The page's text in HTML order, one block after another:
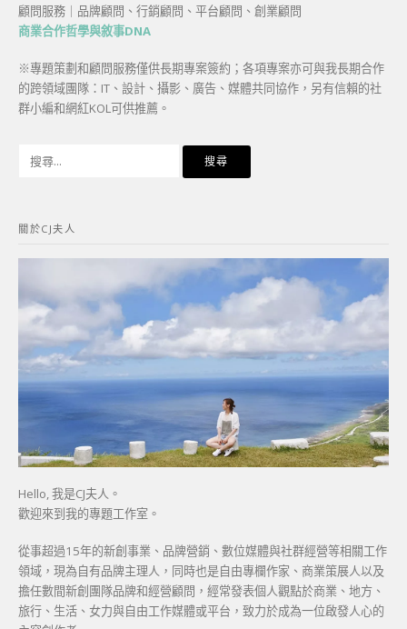
顧問服務｜品牌顧問、行銷顧問、平台顧問、創業顧問
商業合作哲學與敘事DNA
※專題策劃和顧問服務僅供長期專案簽約；各項專案亦可與我長期合作
的跨領域團隊：IT、設計、攝影、廣告、媒體共同協作，另有信賴的社
群小編和網紅KOL可供推薦。
字:
關於CJ夫人
Hello, 我是CJ夫人。
歡迎來到我的專題工作室。
從事超過15年的新創事業、品牌營銷、數位媒體與社群經營等相關工作
領域，現為自有品牌主理人，同時也是自由專欄作家、商業策展人以及
擔任數間新創團隊品牌和經營顧問，經常發表個人觀點於商業、地方、
旅行、生活、女力與自由工作媒體或平台，致力於成為一位啟發人心的